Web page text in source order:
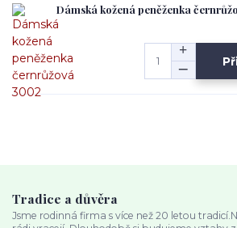
Dámská kožená peněženka
Tradice a důvěra
Jsme rodinná firma s více než 20 letou